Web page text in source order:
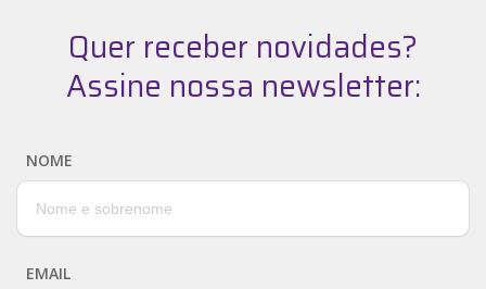
Quer receber novidades?
Assine nossa newsletter:
NOME
EMAIL